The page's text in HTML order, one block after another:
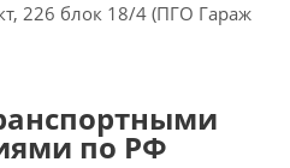
226 блок 18/4 (ПГО Гараж
по РФ